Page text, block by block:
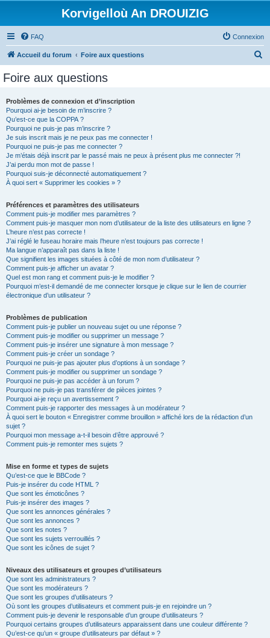
Korvigelloù An DROUIZIG
FAQ Connexion
Accueil du forum Foire aux questions
Foire aux questions
Problèmes de connexion et d’inscription
Pourquoi ai-je besoin de m’inscrire ?
Qu’est-ce que la COPPA ?
Pourquoi ne puis-je pas m’inscrire ?
Je suis inscrit mais je ne peux pas me connecter !
Pourquoi ne puis-je pas me connecter ?
Je m’étais déjà inscrit par le passé mais ne peux à présent plus me connecter ?!
J’ai perdu mon mot de passe !
Pourquoi suis-je déconnecté automatiquement ?
À quoi sert « Supprimer les cookies » ?
Préférences et paramètres des utilisateurs
Comment puis-je modifier mes paramètres ?
Comment puis-je masquer mon nom d’utilisateur de la liste des utilisateurs en ligne ?
L’heure n’est pas correcte !
J’ai réglé le fuseau horaire mais l’heure n’est toujours pas correcte !
Ma langue n’apparaît pas dans la liste !
Que signifient les images situées à côté de mon nom d’utilisateur ?
Comment puis-je afficher un avatar ?
Quel est mon rang et comment puis-je le modifier ?
Pourquoi m’est-il demandé de me connecter lorsque je clique sur le lien de courrier
électronique d’un utilisateur ?
Problèmes de publication
Comment puis-je publier un nouveau sujet ou une réponse ?
Comment puis-je modifier ou supprimer un message ?
Comment puis-je insérer une signature à mon message ?
Comment puis-je créer un sondage ?
Pourquoi ne puis-je pas ajouter plus d’options à un sondage ?
Comment puis-je modifier ou supprimer un sondage ?
Pourquoi ne puis-je pas accéder à un forum ?
Pourquoi ne puis-je pas transférer de pièces jointes ?
Pourquoi ai-je reçu un avertissement ?
Comment puis-je rapporter des messages à un modérateur ?
À quoi sert le bouton « Enregistrer comme brouillon » affiché lors de la rédaction d’un
sujet ?
Pourquoi mon message a-t-il besoin d’être approuvé ?
Comment puis-je remonter mes sujets ?
Mise en forme et types de sujets
Qu’est-ce que le BBCode ?
Puis-je insérer du code HTML ?
Que sont les émoticônes ?
Puis-je insérer des images ?
Que sont les annonces générales ?
Que sont les annonces ?
Que sont les notes ?
Que sont les sujets verrouillés ?
Que sont les icônes de sujet ?
Niveaux des utilisateurs et groupes d’utilisateurs
Que sont les administrateurs ?
Que sont les modérateurs ?
Que sont les groupes d’utilisateurs ?
Où sont les groupes d’utilisateurs et comment puis-je en rejoindre un ?
Comment puis-je devenir le responsable d’un groupe d’utilisateurs ?
Pourquoi certains groupes d’utilisateurs apparaissent dans une couleur différente ?
Qu’est-ce qu’un « groupe d’utilisateurs par défaut » ?